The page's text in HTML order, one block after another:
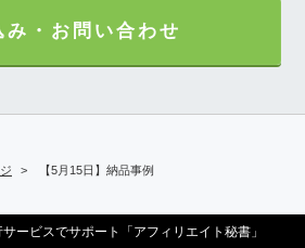
み・お問い合わせ
【5月15日】納品事例
ービスでサポート「アフィリエイト秘書」